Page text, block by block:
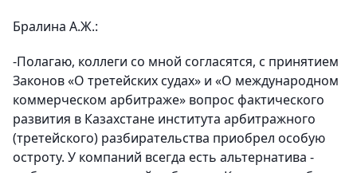
Бралина А.Ж.:
-Полагаю, коллеги со мной согласятся, с принятием
Законов «О третейских судах» и «О международном
коммерческом арбитраже» вопрос фактического
развития в Казахстане института арбитражного
(третейского) разбирательства приобрел особую
остроту. У компаний всегда есть альтернатива -